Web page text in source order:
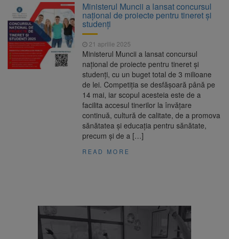
propriul record mondial. Betty Bromage a
zburat din nou pe aripa unui avion
9 august 2026
Avocații fraților Andrew și
Tristan Tate cer eliberarea lor pe cauțiune în
SUA
Se schimbă examenul de
medic specialist. Subiecte unice în toată țara,
aceeași oră și același barem
Se schimbă regulile pentru
capsulele de cafea și ambalajele de unică
folosință. Noul regulament UE se aplică din 12
Ministerul Muncii a lansat concursul
național de proiecte pentru tineret și
studenți
21 aprilie 2025
Ministerul Muncii a lansat concursul
național de proiecte pentru tineret și
studenți, cu un buget total de 3 milioane
de lei. Competiția se desfășoară până pe
14 mai, iar scopul acesteia este de a
facilita accesul tinerilor la învățare
continuă, cultură de calitate, de a promova
sănătatea și educația pentru sănătate,
precum și de a […]
READ MORE